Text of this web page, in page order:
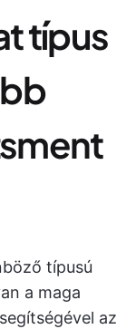
típus
típusú
a maga
az